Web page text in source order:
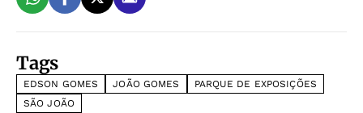
Tags
EDSON GOMES JOÃO GOMES
PARQUE DE EXPOSIÇÕES
SÃO JOÃO